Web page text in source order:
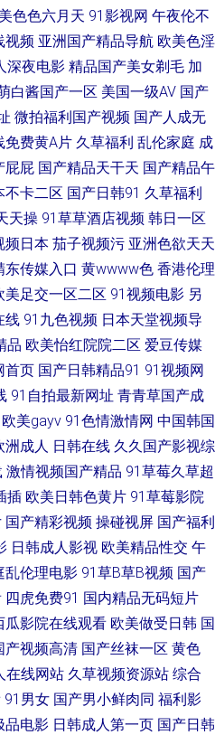
av影院入口 亚洲成人性爱 亚洲日逼 亚
丝白虎萝莉 91网站观看 97伊人网 超
香蕉网超碰 超碰人人摸人人操 午夜璐
黑料区 亚洲情色11 91视网站 91网黄 91
大战琪琪 aa操逼网 www9久热 白丝足
亚洲色图第三页 在线观看免费国产 91p
社 AV男天堂 AV黄色男人天堂 av五月
青草福利社 日本理伦少妇电影 日韩成
碰人操 国产黑料zcm 国产久艹视频 另
另类 日本A∨网站 日韩A级片 熟女在线
午夜在线电影 97色色超碰在线 AV大
香蕉 激情乱伦视频 久久青草视频网站
利3000 亚洲农妇AV 伊人久久青草伊人
av 欧美性爱va专区 人妖色色狼网站 无
波多野解衣 岛国a免费观看 韩国不卡a
色色六月天 91影视网 午夜伦不
视频 亚洲国产精品导航 欧美色淫
深夜电影 精品国产美女剃毛 加
白酱国产一区 美国一级AV 国产
微拍福利国产视频 国产人成无
免费黄A片 久草福利 乱伦家庭 成
屁屁 国产精品天干天 国产精品午
不卡二区 国产日韩91 久草福利
天操 91草草酒店视频 韩日一区
频日本 茄子视频污 亚洲色欲天天
东传媒入口 黄wwww色 香港伦理
美足交一区二区 91视频电影 另
线 91九色视频 日本天堂视频导
品 欧美怡红院院二区 爱豆传媒
首页 国产日韩精品91 91视频网
91自拍最新网址 青青草国产成
欧美gayv 91色情激情网 中国韩国
洲成人 日韩在线 久久国产影视综
激情视频国产精品 91草莓久草超
插 欧美日韩色黄片 91草莓影院
国产精彩视频 操碰视屏 国产福利
日韩成人影视 欧美精品性交 午
乱伦理电影 91草B草B视频 国产
四虎免费91 国内精品无码短片
瓜影院在线观看 欧美做受日韩 国
产视频高清 国产丝袜一区 黄色
在线网站 久草视频资源站 综合
91男女 国产男小鲜肉同 福利影
品电影 日韩成人第一页 国产日韩